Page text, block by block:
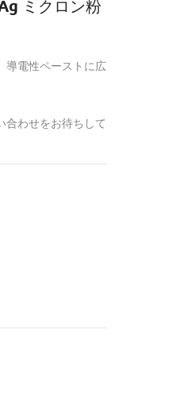
ミクロン粉
導電性ペーストに広
合わせをお待ちして